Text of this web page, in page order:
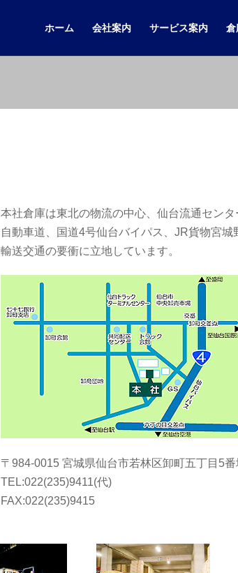
ホーム 会社案内 サービス案内 倉
本社倉庫は東北の物流の中心、仙台流通セン
自動車道、国道4号仙台バイパス、JR貨物宮
輸送交通の要衝に立地しています。
〒984-0015 宮城県仙台市若林区卸町五丁目5
TEL:022(235)9411(代)
FAX:022(235)9415